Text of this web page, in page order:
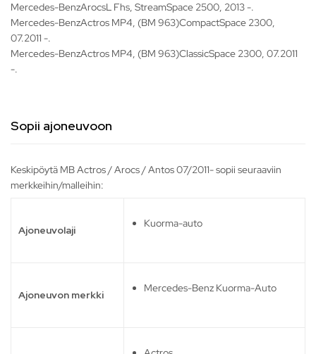
Mercedes-BenzArocsL Fhs, StreamSpace 2500, 2013 -.
Mercedes-BenzActros MP4, (BM 963)CompactSpace 2300,
07.2011 -.
Mercedes-BenzActros MP4, (BM 963)ClassicSpace 2300, 07.2011
-.
Sopii ajoneuvoon
Keskipöytä MB Actros / Arocs / Antos 07/2011- sopii seuraaviin
merkkeihin/malleihin:
Ajoneuvolaji
Kuorma-auto
Ajoneuvon merkki
Mercedes-Benz Kuorma-Auto